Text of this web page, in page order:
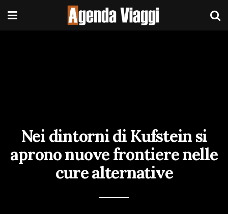
Nei dintorni di Kufstein si
aprono nuove frontiere nelle
cure alternative